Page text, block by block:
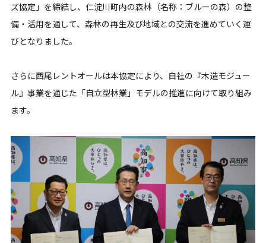
ズ協定」を締結し、仁淀川町内の森林（名称：ブルーの森）の整
備・活用を通して、森林の再生及び地域との交流を進めていく運
びとなりました。
さらに西尾レントオールは本協定により、自社の『木造モジュー
ル』事業を通じた「自立型林業」モデルの推進に向けて取り組み
ます。